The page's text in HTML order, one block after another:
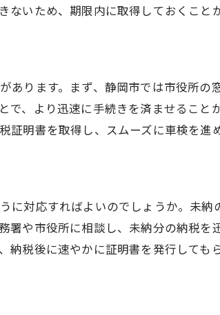
コツ
ズな取得法
方法
いため、期限内に取得しておくこと
ります。まず、静岡市では市役所の
、より迅速に手続きを済ませること
明書を取得し、スムーズに車検を進
対応すればよいのでしょうか。未
や市役所に相談し、未納分の納税を
税後に速やかに証明書を発行しても